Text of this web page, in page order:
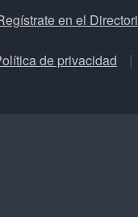
en el
de privacidad